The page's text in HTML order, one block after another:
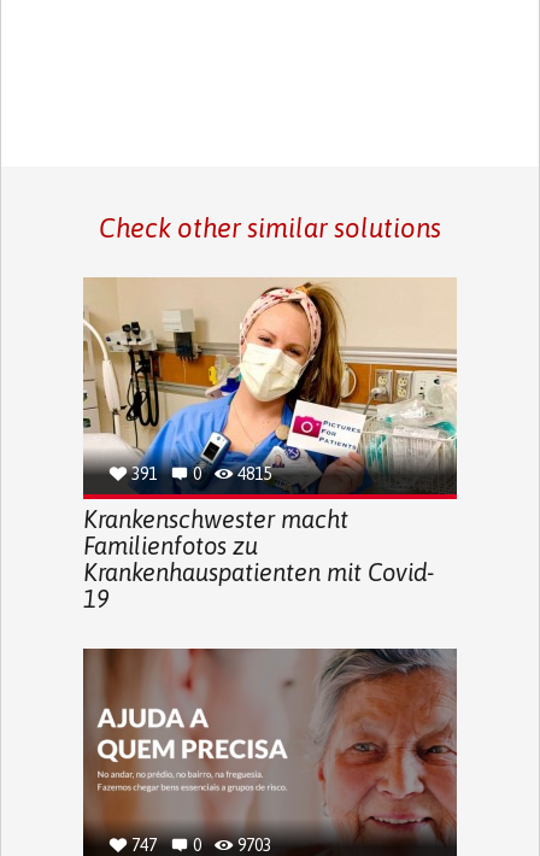
Check other similar solutions
391 0 4815
Krankenschwester macht
Familienfotos zu
Krankenhauspatienten mit Covid-
19
747 0 9703